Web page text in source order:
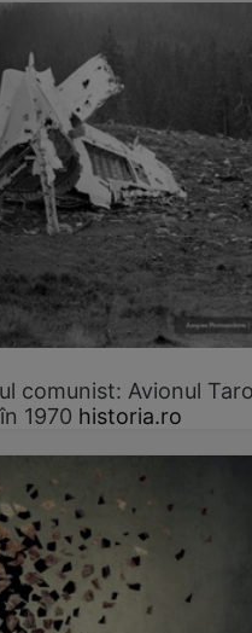
comunist: Avionul
1970 historia.ro